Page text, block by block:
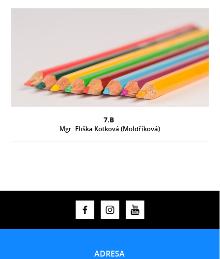
7.B
Mgr. Eliška Kotková (Moldříková)
ADRESA